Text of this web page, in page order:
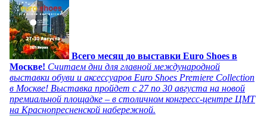
Всего месяц до выставки Euro Shoes в
Москве! Считаем дни для главной международной
выставки обуви и аксессуаров Euro Shoes Premiere Collection
в Москве! Выставка пройдет с 27 по 30 августа на новой
премиальной площадке – в столичном конгресс-центре ЦМТ
на Краснопресненской набережной.